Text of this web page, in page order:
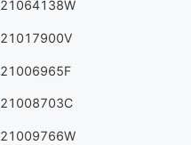
21064138W
21017900V
21006965F
21008703C
21009766W